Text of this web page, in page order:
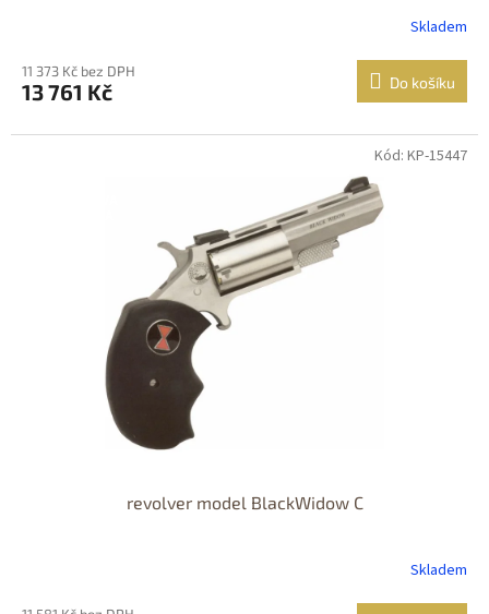
Skladem
11 373 Kč bez DPH
13 761 Kč Do košíku
revolver model BlackWidow C
Skladem
Kód: KP-15447